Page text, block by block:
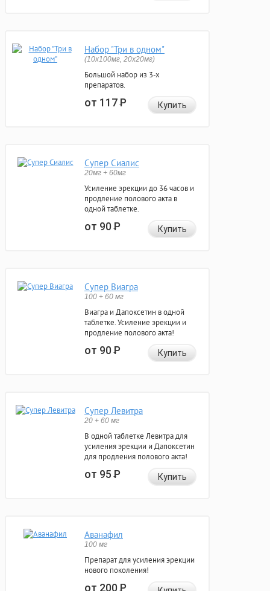
Набор "Три в одном"
(10x100мг, 20x20мг)
Большой набор из 3-х
препаратов.
от 117Р Купить
Супер Сиалис
20мг + 60мг
Усиление эрекции до 36 часов и
продление полового акта в
одной таблетке.
от 90Р Купить
Супер Виагра
100 + 60 мг
Виагра и Дапоксетин в одной
таблетке. Усиление эрекции и
продление полового акта!
от 90Р Купить
Супер Левитра
20 + 60 мг
В одной таблетке Левитра для
усиления эрекции и Дапоксетин
для продления полового акта!
от 95Р Купить
Аванафил
100 мг
Препарат для усиления эрекции
нового поколения!
от 200Р